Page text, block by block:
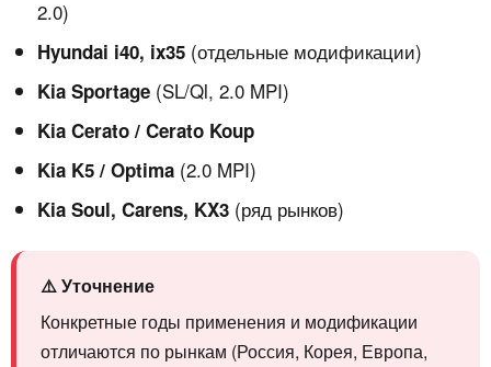
2.0)
Hyundai i40, ix35 (отдельные модификации)
Kia Sportage (SL/Ql, 2.0 MPI)
Kia Cerato / Cerato Koup
Kia K5 / Optima (2.0 MPI)
Kia Soul, Carens, KX3 (ряд рынков)
⚠️ Уточнение
Конкретные годы применения и модификации
отличаются по рынкам (Россия, Корея, Европа,